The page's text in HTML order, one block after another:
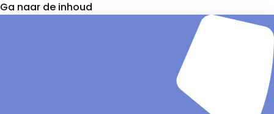
Ga naar de inhoud